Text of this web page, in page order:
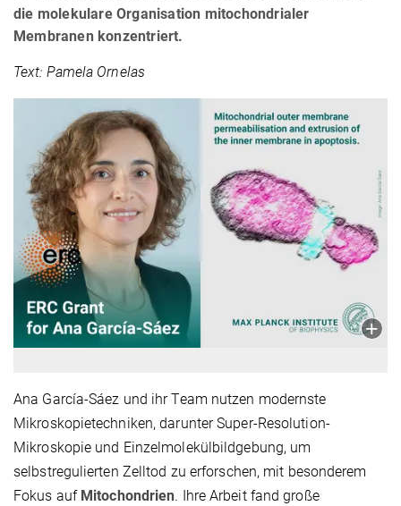
die molekulare Organisation mitochondrialer
Membranen konzentriert.
Text: Pamela Ornelas
Ana García-Sáez und ihr Team nutzen modernste
Mikroskopietechniken, darunter Super-Resolution-
Mikroskopie und Einzelmolekülbildgebung, um
selbstregulierten Zelltod zu erforschen, mit besonderem
Fokus auf Mitochondrien. Ihre Arbeit fand große